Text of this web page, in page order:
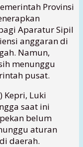
Provinsi
Aparatur Sipil
anggaran di
Namun,
menunggu
pusat.
Kepri, Luki
saat ini
belum
aturan
daerah.